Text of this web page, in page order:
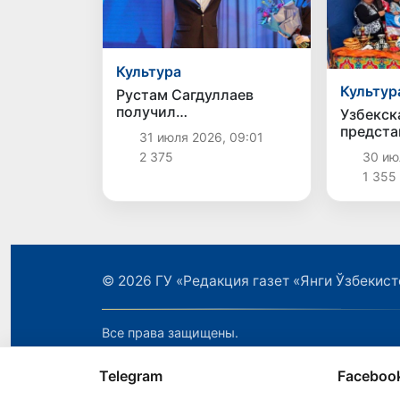
Культура
Рустам Сагдуллаев
получил
международную награду
«Жизнь в кино» на
кинофестивале
31 июля 2026, 09:01
2 375
30
1 355
© 2026 ГУ «Редакция газет «Янги
Все права защищены.
Telegram